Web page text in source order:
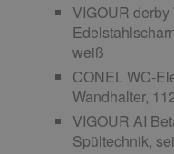
VIGOUR
weiß
CONEL WC-
Wandhalter,
VIGOUR AI
Spültechnik,